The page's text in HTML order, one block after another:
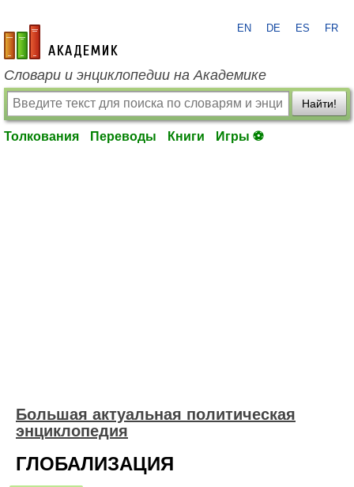
academic.ru
EN DE ES FR
Словари и энциклопедии на Академике
Найти!
Толкования Переводы Книги Игры ⚽
Большая актуальная политическая
энциклопедия
ГЛОБАЛИЗАЦИЯ